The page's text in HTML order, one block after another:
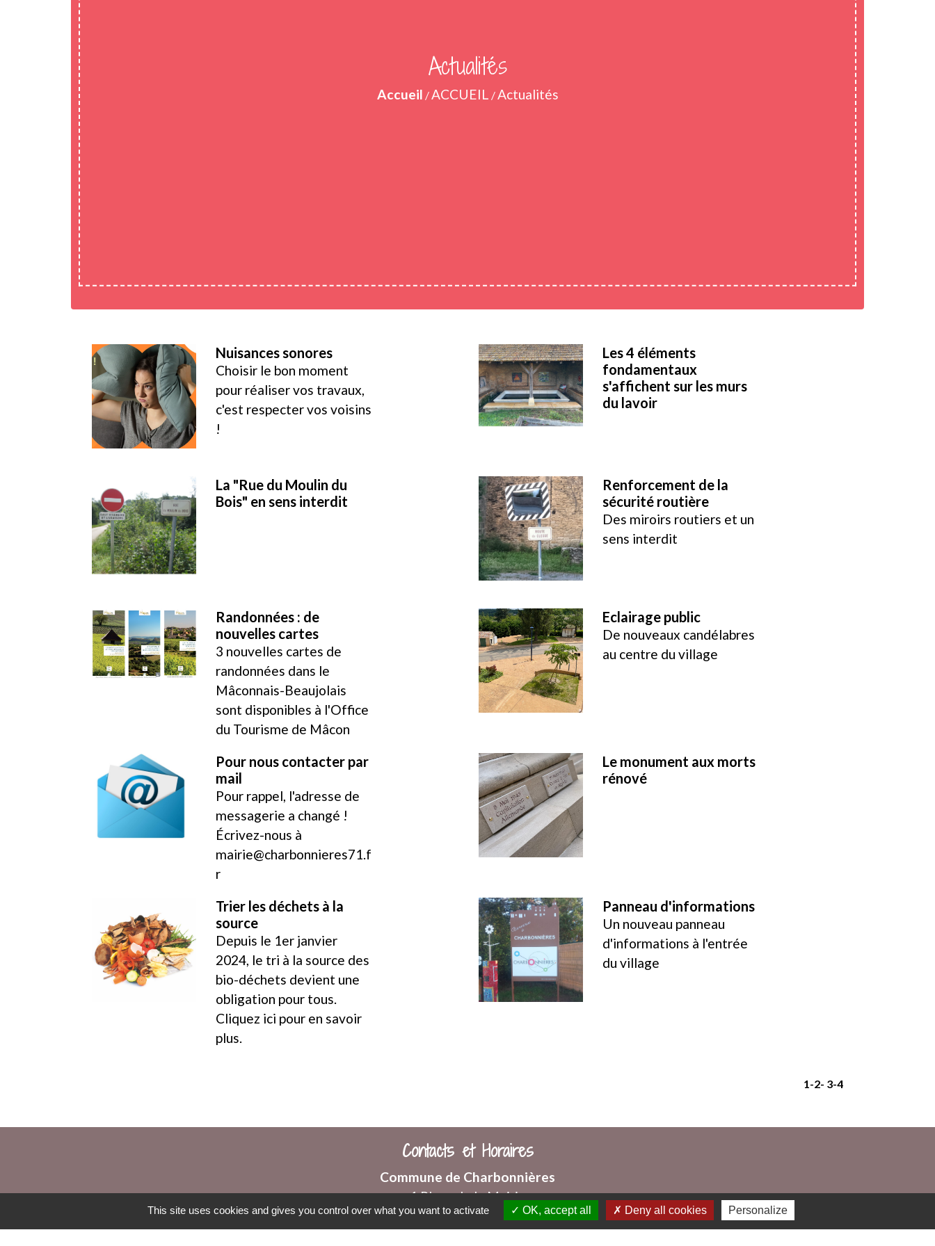
Actualités
Accueil /ACCUEIL /Actualités
Nuisances sonores
Choisir le bon moment
pour réaliser vos travaux,
c'est respecter vos voisins
!
Les 4 éléments
fondamentaux
s'affichent sur les murs
du lavoir
La "Rue du Moulin du
Bois" en sens interdit
Renforcement de la
sécurité routière
Des miroirs routiers et un
sens interdit
Randonnées : de
nouvelles cartes
3 nouvelles cartes de
randonnées dans le
Mâconnais-Beaujolais
sont disponibles à l'Office
du Tourisme de Mâcon
Eclairage public
De nouveaux candélabres
au centre du village
Pour nous contacter par
mail
Pour rappel, l'adresse de
messagerie a changé !
Écrivez-nous à
mairie@charbonnieres71.f
r
Le monument aux morts
rénové
Trier les déchets à la
source
Depuis le 1er janvier
2024, le tri à la source des
bio-déchets devient une
obligation pour tous.
Cliquez ici pour en savoir
plus.
Panneau d'informations
Un nouveau panneau
d'informations à l'entrée
du village
1-2- 3-4
Contacts et Horaires
Commune de Charbonnières
1 Place de la Mairie
71260 Charbonnières - FRANCE
This site uses cookies and gives you control over what you want to activate OK, accept all Deny all cookies Personalize